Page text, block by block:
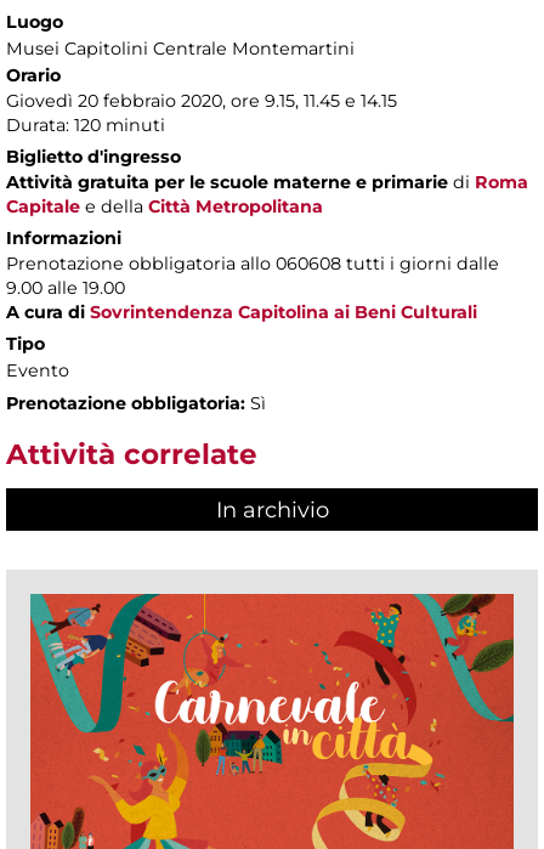
Luogo
Musei Capitolini Centrale Montemartini
Orario
Giovedì 20 febbraio 2020, ore 9.15, 11.45 e 14.15
Durata: 120 minuti
Biglietto d'ingresso
Attività gratuita per le scuole materne e primarie di Roma
Capitale e della Città Metropolitana
Informazioni
Prenotazione obbligatoria allo 060608 tutti i giorni dalle
9.00 alle 19.00
A cura di Sovrintendenza Capitolina ai Beni Culturali
Tipo
Evento
Prenotazione obbligatoria: Sì
Attività correlate
In archivio